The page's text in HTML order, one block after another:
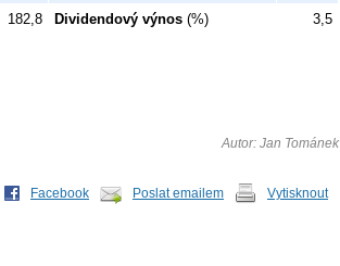
182,8 Dividendový výnos (%) 3,5
Autor: Jan Tománek
Facebook Poslat emailem Vytisknout